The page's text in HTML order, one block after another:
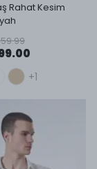
Rahat Kesim
+1